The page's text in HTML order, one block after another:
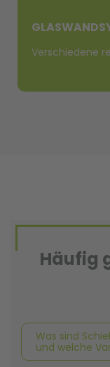
Verschiedene
Häufig
Was sind
und welche